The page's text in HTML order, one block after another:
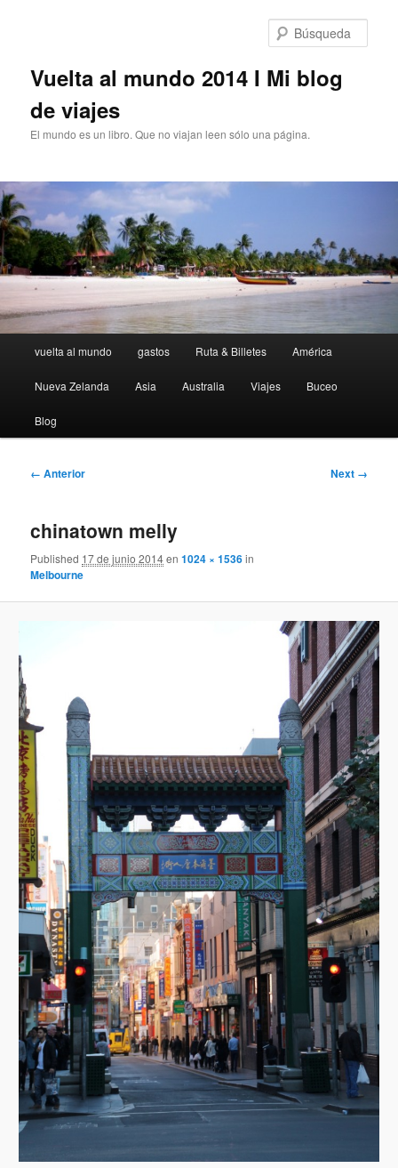
Vuelta al mundo 2014 I Mi blog
de viajes
El mundo es un libro. Que no viajan leen sólo una página.
Principal
vuelta al mundo gastos Ruta & Billetes América
Nueva Zelanda Asia Australia Viajes Buceo
Blog
Image
← Anterior Next →
chinatown melly
Published 17 de junio 2014en1024 × 1536in
Melbourne